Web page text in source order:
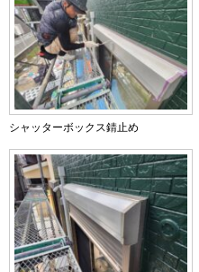
シャッターボックス錆止め